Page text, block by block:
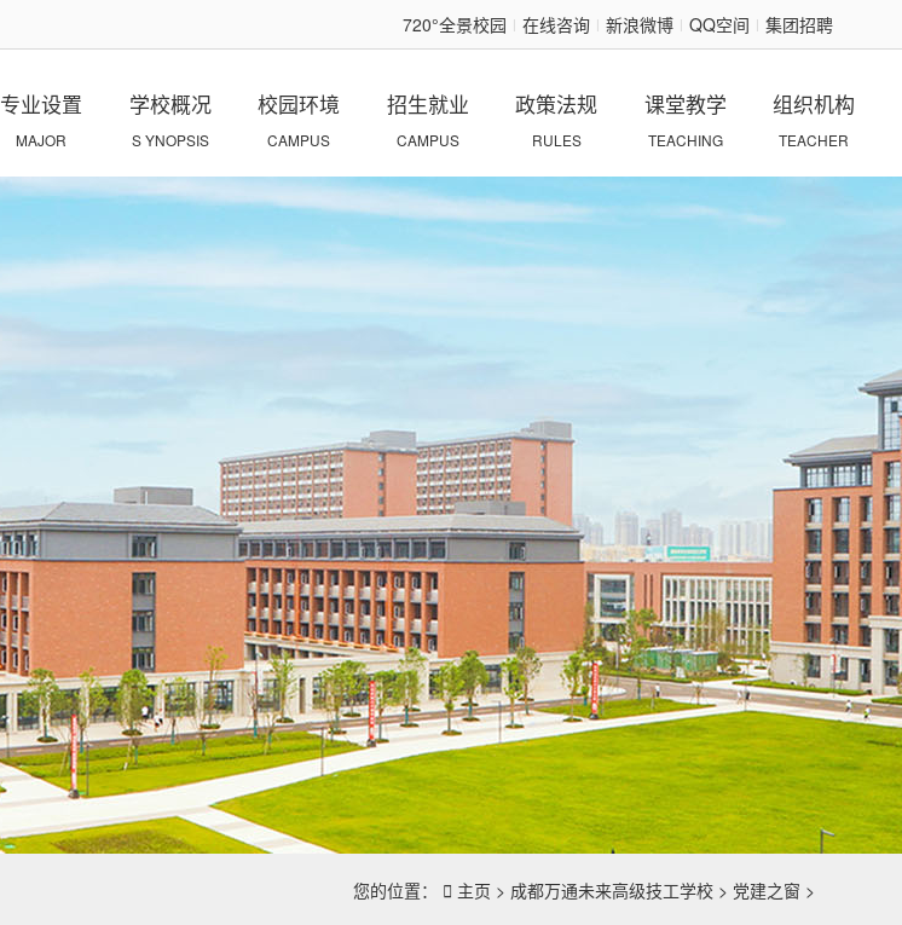
720°全景校园 | 在线咨询 | 新浪微博 | QQ空间 | 集团招聘
专业设置
MAJOR
学校概况
S YNOPSIS
校园环境
CAMPUS
招生就业
CAMPUS
政策法规
RULES
课堂教学
TEACHING
组织机构
TEACHER
您的位置：  主页 > 成都万通未来高级技工学校 > 党建之窗 >